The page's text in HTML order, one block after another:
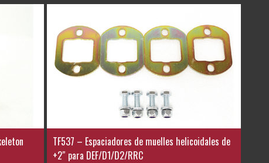
TF537 – Espaciadores de muelles helicoidales de
+2″ para DEF/D1/D2/RRC